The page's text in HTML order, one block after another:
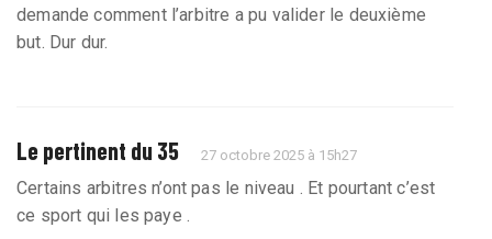
demande comment l’arbitre a pu valider le deuxième
but. Dur dur.
Le pertinent du 35 27 octobre 2025 à 15h27
Certains arbitres n’ont pas le niveau . Et pourtant c’est
ce sport qui les paye .